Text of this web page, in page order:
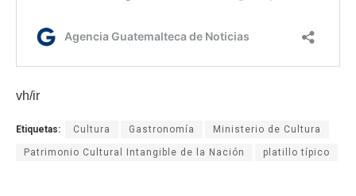
vh/ir
Etiquetas: Cultura Gastronomía Ministerio de Cultura
Patrimonio Cultural Intangible de la Nación platillo típico